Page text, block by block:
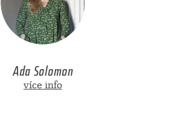
Ada Solomon
více info